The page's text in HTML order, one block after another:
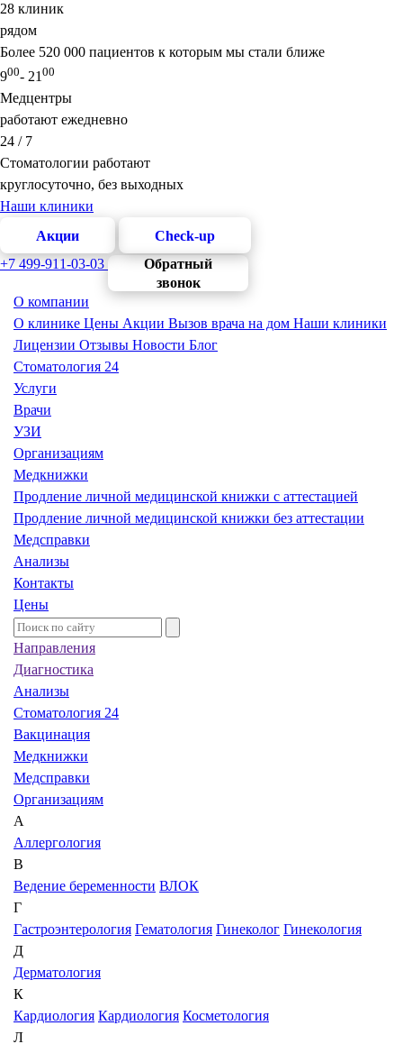
28 клиник
рядом
Более 520 000 пациентов к которым мы стали ближе
900- 21 00
Медцентры
работают ежедневно
24 / 7
Стоматологии работают
круглосуточно, без выходных
Наши клиники
Акции
Check-up
+7 499-911-03-03
Обратный
звонок
О компании
О клинике Цены Акции Вызов врача на дом Наши клиники
Лицензии Отзывы Новости Блог
Стоматология 24
Услуги
Врачи
УЗИ
Организациям
Медкнижки
Продление личной медицинской книжки с аттестацией
Продление личной медицинской книжки без аттестации
Медсправки
Анализы
Контакты
Цены
Направления
Диагностика
Анализы
Стоматология 24
Вакцинация
Медкнижки
Медсправки
Организациям
А
Аллергология
В
Ведение беременности ВЛОК
Г
Гастроэнтерология Гематология Гинеколог Гинекология
Д
Дерматология
К
Кардиология Кардиология Косметология
Л